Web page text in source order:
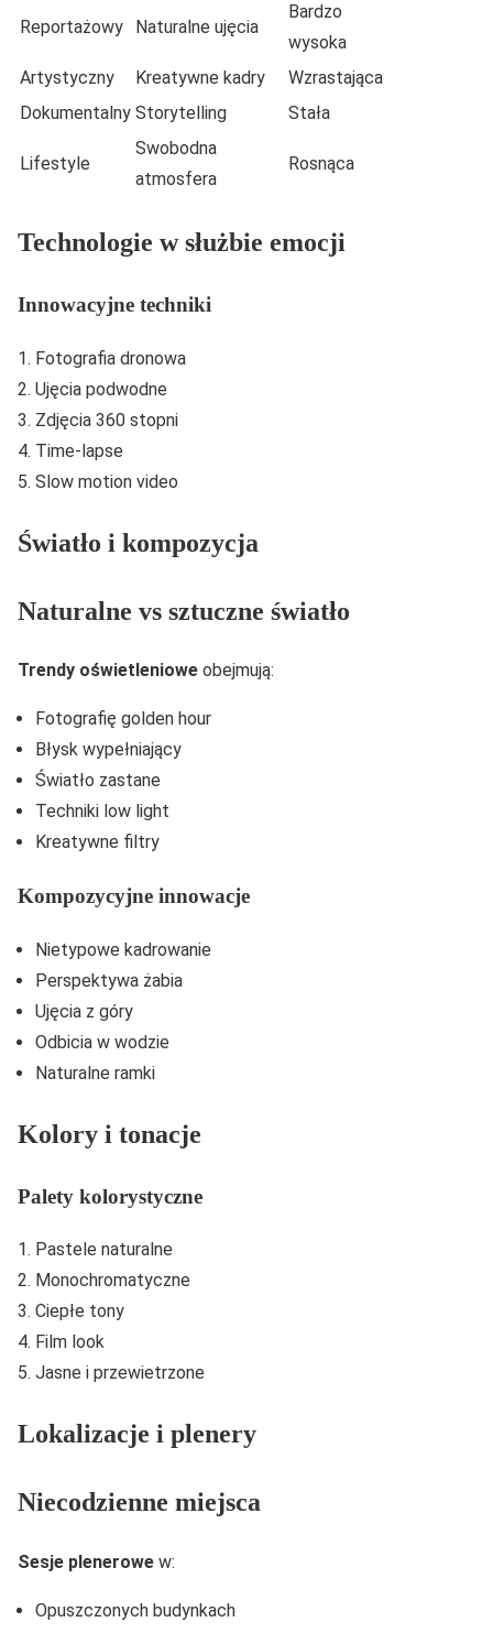
Reportażowy Naturalne ujęcia
Bardzo
wysoka
Artystyczny
Kreatywne kadry
Wzrastająca
Dokumentalny Storytelling Stała
Lifestyle
Swobodna
atmosfera
Rosnąca
Technologie w służbie emocji
Innowacyjne techniki
Fotografia dronowa
Ujęcia podwodne
Zdjęcia 360 stopni
Time-lapse
Slow motion video
Światło i kompozycja
Naturalne vs sztuczne światło
Trendy oświetleniowe obejmują:
Fotografię golden hour
Błysk wypełniający
Światło zastane
Techniki low light
Kreatywne filtry
Kompozycyjne innowacje
Nietypowe kadrowanie
Perspektywa żabia
Ujęcia z góry
Odbicia w wodzie
Naturalne ramki
Kolory i tonacje
Palety kolorystyczne
Pastele naturalne
Monochromatyczne
Ciepłe tony
Film look
Jasne i przewietrzone
Lokalizacje i plenery
Niecodzienne miejsca
Sesje plenerowe w:
Opuszczonych budynkach